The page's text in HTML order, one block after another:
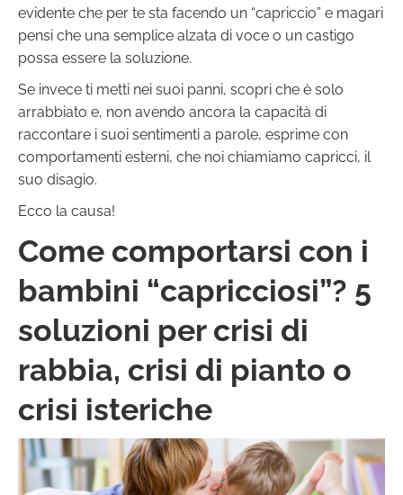
evidente che per te sta facendo un “capriccio” e magari
pensi che una semplice alzata di voce o un castigo
possa essere la soluzione.
Se invece ti metti nei suoi panni, scopri che è solo
arrabbiato e, non avendo ancora la capacità di
raccontare i suoi sentimenti a parole, esprime con
comportamenti esterni, che noi chiamiamo capricci, il
suo disagio.
Ecco la causa!
Come comportarsi con i
bambini “capricciosi”? 5
soluzioni per crisi di
rabbia, crisi di pianto o
crisi isteriche